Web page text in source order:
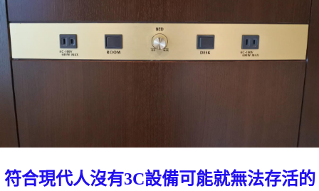
符合現代人沒有3C設備可能就無法存活的